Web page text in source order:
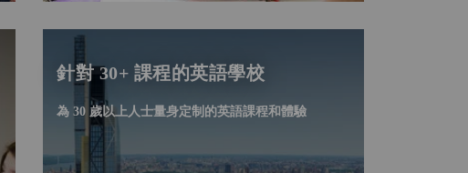
針對 30+ 課程的英語學校
為 30 歲以上人士量身定制的英語課程和體驗